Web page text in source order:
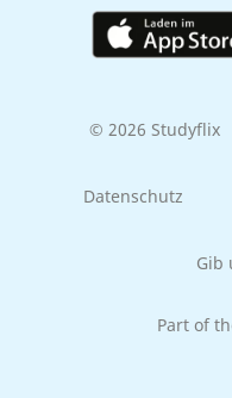
© 2026 Studyflix
Datenschutz
Gib
Part of